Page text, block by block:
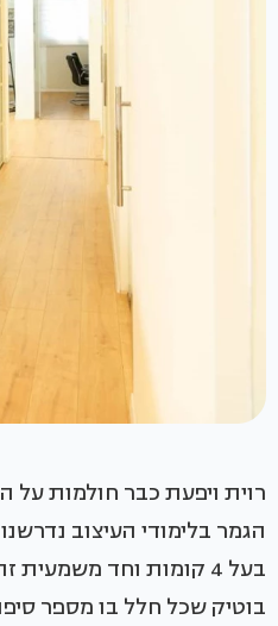
רוית ויפעת כבר חולמות על
הגמר בלימודי העיצוב
בעל 4 קומות וחד
בוטיק שכל חלל בו מספר